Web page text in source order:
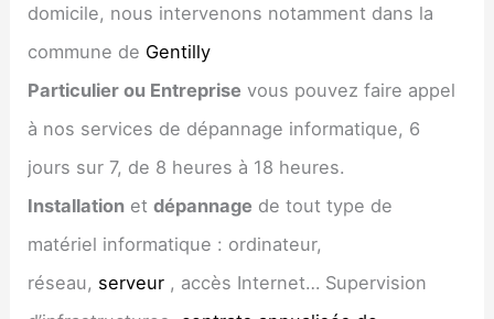
domicile, nous intervenons notamment dans la
commune de Gentilly
Particulier ou Entreprise vous pouvez faire appel
à nos services de dépannage informatique, 6
jours sur 7, de 8 heures à 18 heures.
Installation etdépannage de tout type de
matériel informatique : ordinateur,
réseau, serveur , accès Internet… Supervision